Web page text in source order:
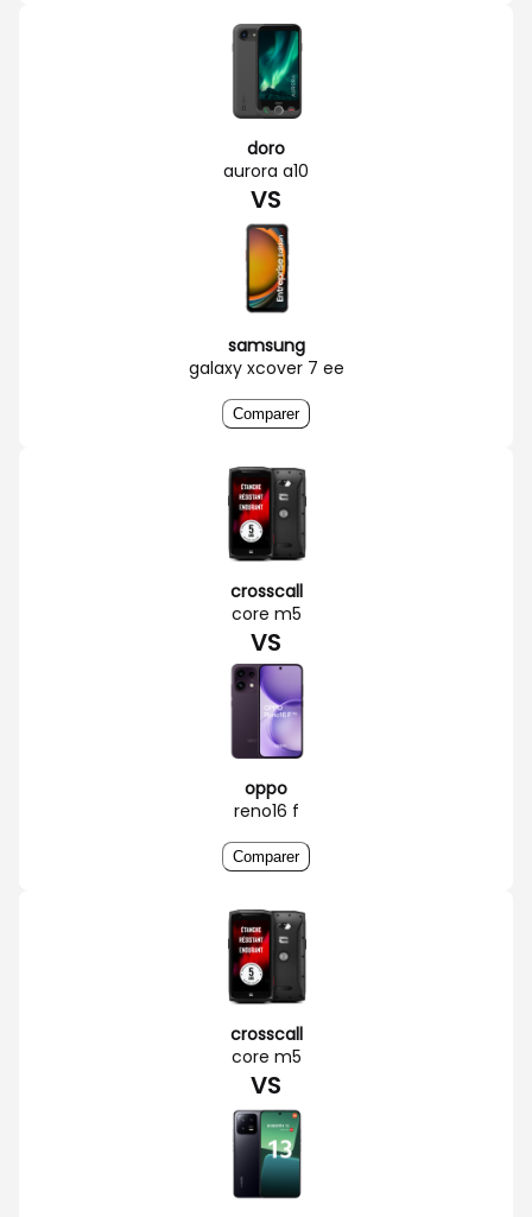
doro
aurora a10
VS
samsung
galaxy xcover 7 ee
Comparer
crosscall
core m5
VS
oppo
reno16 f
Comparer
crosscall
core m5
VS